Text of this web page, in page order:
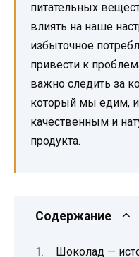
питательных
влиять на наше
избыточное
привести к
важно следить за
который мы едим, и
качественным и
продукта.
Содержание
Шоколад —